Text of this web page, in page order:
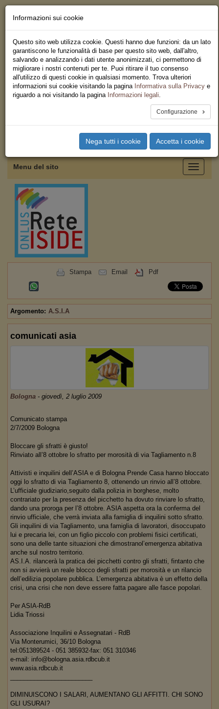
Servizi
Iscriviti
Ricerca
Area Stampa
Privacy
Federazione Regionale USB
Emilia Romagna
Toggle
Menu del sito
Stampa Email Pdf
Argomento: A.S.I.A
comunicati asia
Bologna - giovedì, 2 luglio 2009
Comunicato stampa
2/7/2009 Bologna
Bloccare gli sfratti è giusto!
Rinviato all’8 ottobre lo sfratto per morosità di via Tagliamento n.8
Attivisti e inquilini dell’ASIA e di Bologna Prende Casa hanno bloccato
oggi lo sfratto di via Tagliamento 8, ottenendo un rinvio all’8 ottobre.
L’ufficiale giudiziario,seguito dalla polizia in borghese, molto
contrariato per la presenza del picchetto ha dovuto rinviare lo sfratto,
dando una proroga per l’8 ottobre. ASIA aspetta ora la conferma del
rinvio ufficiale, che verrà inviata alla famiglia di inquilini sotto sfratto.
Gli inquilini di via Tagliamento, una famiglia di lavoratori, disoccupato
lui e precaria lei, con un figlio piccolo con problemi fisici certificati,
sono una delle tante situazioni che dimostranol’emergenza abitativa
anche sul nostro territorio.
AS.I.A. rilancerà la pratica dei picchetti contro gli sfratti, fintanto che
non si avvierà un reale blocco degli sfratti per morosità e un rilancio
dell’edilizia popolare pubblica. L’emergenza abitativa è un effetto della
crisi, una crisi che non deve essere fatta pagare alle fasce popolari.
Per ASIA-RdB
Lidia Triossi
Associazione Inquilini e Assegnatari - RdB
Via Monterumici, 36/10 Bologna
tel:051389524 - 051 385932-fax: 051 310346
e-mail: info@bologna.asia.rdbcub.it
www.asia.rdbcub.it
DIMINUISCONO I SALARI, AUMENTANO GLI AFFITTI. CHI SONO
GLI USURAI?
Informazioni sui cookie
Questo sito web utilizza cookie. Questi hanno due funzioni: da un lato
garantiscono le funzionalità di base per questo sito web, dall'altro,
salvando e analizzando i dati utente anonimizzati, ci permettono di
migliorare i nostri contenuti per te. Puoi ritirare il tuo consenso
all'utilizzo di questi cookie in qualsiasi momento. Trova ulteriori
informazioni sui cookie visitando la pagina Informativa sulla Privacy e
riguardo a noi visitando la pagina Informazioni legali.
Configurazione
Nega tutti i cookie Accetta i cookie